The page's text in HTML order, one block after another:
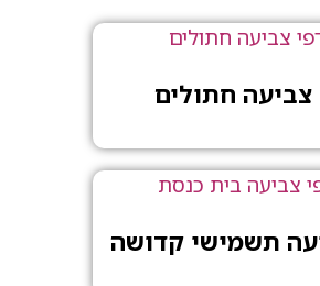
צביעה חתולים
תשמישי קדושה